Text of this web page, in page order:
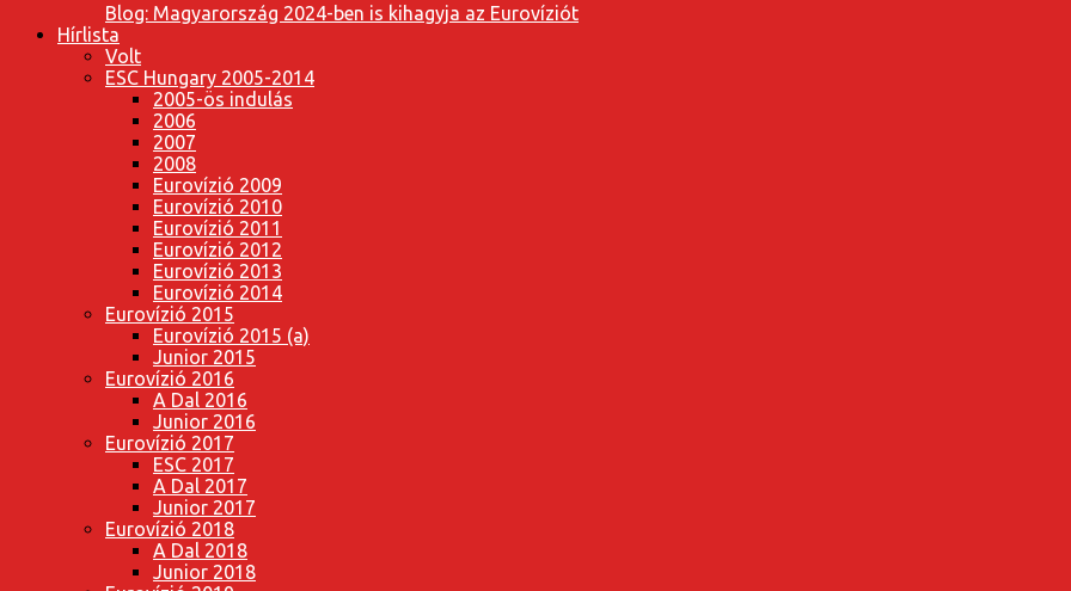
Blog: Magyarország 2024-ben is kihagyja az Eurovíziót
Hírlista
Volt
ESC Hungary 2005-2014
2005-ös indulás
2006
2007
2008
Eurovízió 2009
Eurovízió 2010
Eurovízió 2011
Eurovízió 2012
Eurovízió 2013
Eurovízió 2014
Eurovízió 2015
Eurovízió 2015 (a)
Junior 2015
Eurovízió 2016
A Dal 2016
Junior 2016
Eurovízió 2017
ESC 2017
A Dal 2017
Junior 2017
Eurovízió 2018
A Dal 2018
Junior 2018